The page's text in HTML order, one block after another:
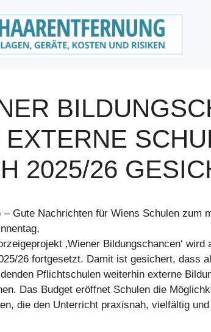
EXTERNE
2025/26
– Gute Nachrichten für Wiens Schulen zum
‚Wiener Bildungschancen‘ wird
26 fortgesetzt. Damit ist gesichert, dass
Pflichtschulen weiterhin externe
Das Budget eröffnet Schulen die
die den Unterricht praxisnah, vielfältig